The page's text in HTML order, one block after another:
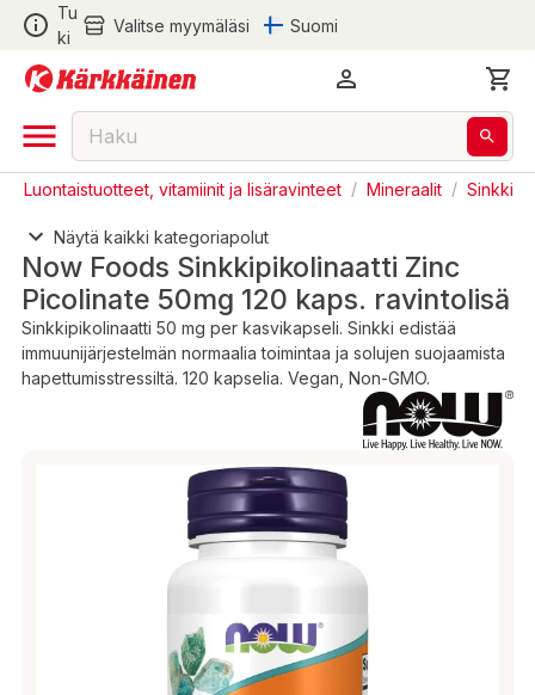
Tu
ki
Valitse myymäläsi Suomi
Luontaistuotteet, vitamiinit ja lisäravinteet / Mineraalit / Sinkki
Näytä kaikki kategoriapolut
Now Foods Sinkkipikolinaatti Zinc
Picolinate 50mg 120 kaps. ravintolisä
Sinkkipikolinaatti 50 mg per kasvikapseli. Sinkki edistää
immuunijärjestelmän normaalia toimintaa ja solujen suojaamista
hapettumisstressiltä. 120 kapselia. Vegan, Non-GMO.